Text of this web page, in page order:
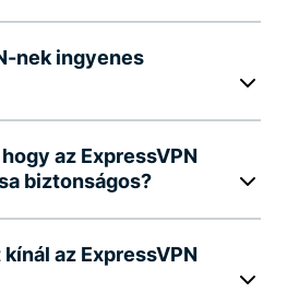
nek ingyenes
az ExpressVPN
biztonságos?
az ExpressVPN